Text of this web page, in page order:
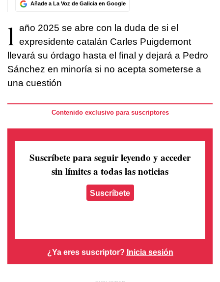
Añade a La Voz de Galicia en Google
l año 2025 se abre con la duda de si el
expresidente catalán Carles Puigdemont
llevará su órdago hasta el final y dejará a Pedro
Sánchez en minoría si no acepta someterse a
una cuestión
Contenido exclusivo para suscriptores
Suscríbete para seguir leyendo y acceder
sin límites a todas las noticias
Suscríbete
¿Ya eres suscriptor? Inicia sesión